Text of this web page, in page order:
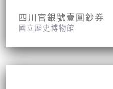
四川官銀號壹圓鈔券
國立歷史博物館